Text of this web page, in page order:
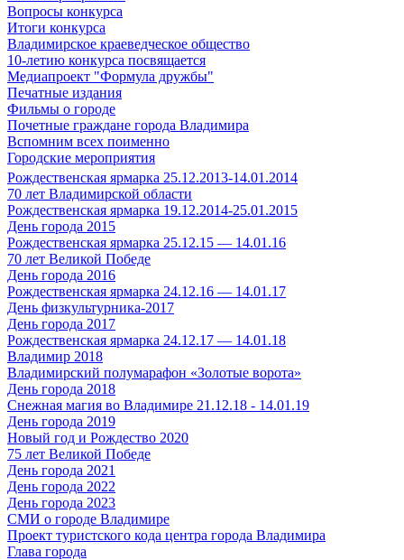
Вопросы конкурса
Итоги конкурса
Владимирское краеведческое общество
10-летию конкурса посвящается
Медиапроект "Формула дружбы"
Печатные издания
Фильмы о городе
Почетные граждане города Владимира
Вспомним всех поименно
Городские мероприятия
Рождественская ярмарка 25.12.2013-14.01.2014
70 лет Владимирской области
Рождественская ярмарка 19.12.2014-25.01.2015
День города 2015
Рождественская ярмарка 25.12.15 — 14.01.16
70 лет Великой Победе
День города 2016
Рождественская ярмарка 24.12.16 — 14.01.17
День физкультурника-2017
День города 2017
Рождественская ярмарка 24.12.17 — 14.01.18
Владимир 2018
Владимирский полумарафон «Золотые ворота»
День города 2018
Снежная магия во Владимире 21.12.18 - 14.01.19
День города 2019
Новый год и Рождество 2020
75 лет Великой Победе
День города 2021
День города 2022
День города 2023
СМИ о городе Владимире
Проект туристского кода центра города Владимира
Глава города